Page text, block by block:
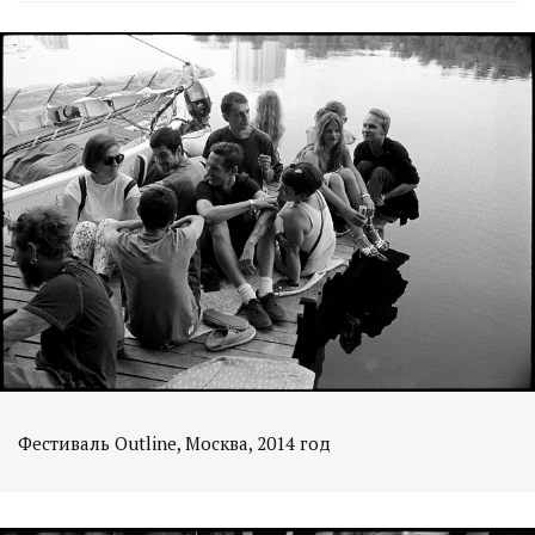
Фестиваль Outline, Москва, 2014 год